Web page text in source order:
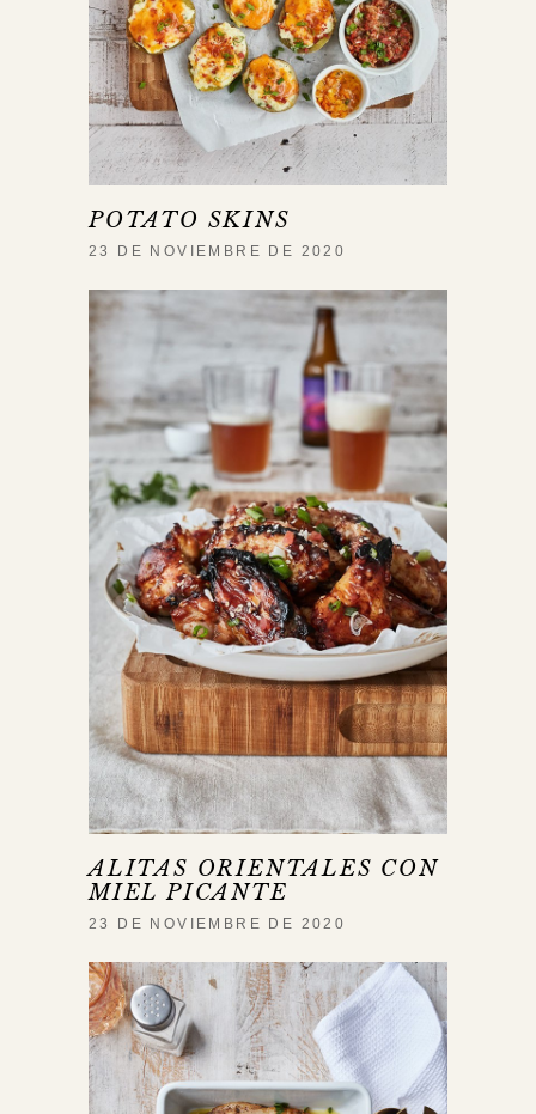
POTATO SKINS
23 DE NOVIEMBRE DE 2020
ALITAS ORIENTALES CON
MIEL PICANTE
23 DE NOVIEMBRE DE 2020